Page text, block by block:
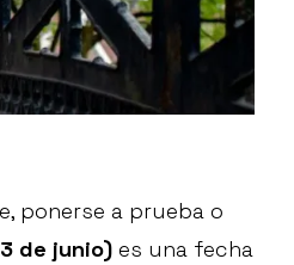
ponerse a prueba o
de junio) es una fecha